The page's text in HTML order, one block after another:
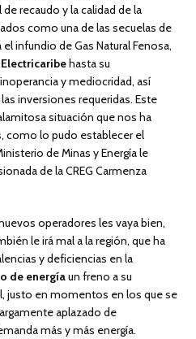
recaudo y la calidad de la
como una de las secuelas de
infundio de Gas Natural Fenosa,
Electricaribehasta su
y mediocridad, así
inversiones requeridas. Este
situación que nos ha
como lo pudo establecer el
de Minas y Energía le
de la CREG Carmenza
operadores les vaya bien,
le irá mal a la región, que ha
y deficiencias en la
de energíaun freno a su
justo en momentos en los que se
aplazado de
más y más energía.